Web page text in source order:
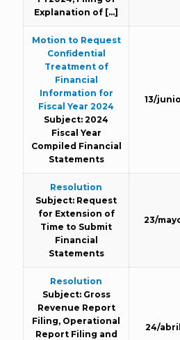
Explanation of […]
Motion to Request
Confidential
Treatment of
Financial
Information for
Fiscal Year 2024
Subject: 2024
Fiscal Year
Compiled Financial
Statements
13/
Resolution
Subject: Request
for Extension of
Time to Submit
Financial
Statements
23/
Resolution
Subject: Gross
Revenue Report
Filing, Operational
Report Filing and
24/